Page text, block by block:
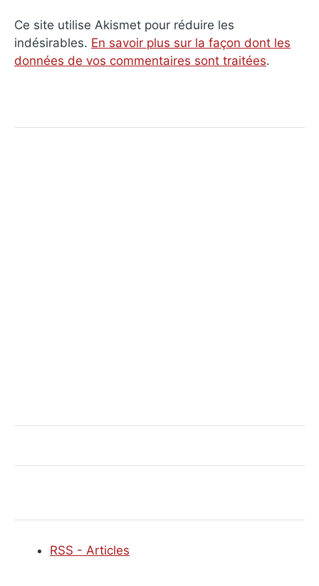
Ce site utilise Akismet pour réduire les
indésirables. En savoir plus sur la façon dont les
données de vos commentaires sont traitées.
RSS - Articles